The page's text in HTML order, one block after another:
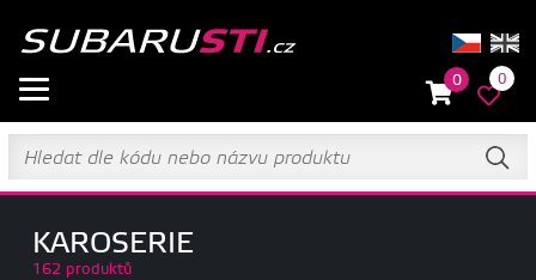
0 0
KAROSERIE
162 produktů